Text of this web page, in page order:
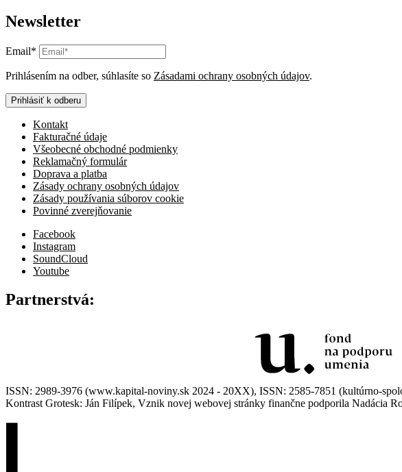
Newsletter
Email*
Prihlásením na odber, súhlasíte so Zásadami ochrany osobných údajov.
Prihlásiť k odberu
Kontakt
Fakturačné údaje
Všeobecné obchodné podmienky
Reklamačný formulár
Doprava a platba
Zásady ochrany osobných údajov
Zásady používania súborov cookie
Povinné zverejňovanie
Facebook
Instagram
SoundCloud
Youtube
Partnerstvá:
ISSN: 2989-3976 (www.kapital-noviny.sk 2024 - 20XX), ISSN: 2585-7851 (kultúrno-
Kontrast Grotesk: Ján Filípek, Vznik novej webovej stránky finančne podporila Nadácia